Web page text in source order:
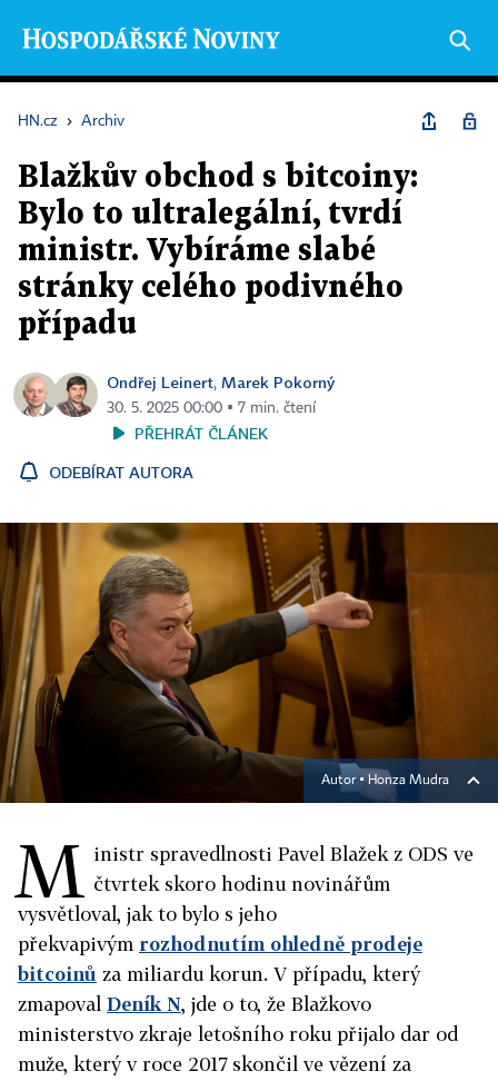
HN.cz › Archiv
Blažkův obchod s bitcoiny:
Bylo to ultralegální, tvrdí
ministr. Vybíráme slabé
stránky celého podivného
případu
Ondřej Leinert, Marek Pokorný
30. 5. 2025 00:00 ▪ 7 min. čtení
PŘEHRÁT ČLÁNEK
ODEBÍRAT AUTORA
Autor ▪ Honza Mudra
M inistr spravedlnosti Pavel Blažek z ODS ve
čtvrtek skoro hodinu novinářům
vysvětloval, jak to bylo s jeho
překvapivým rozhodnutím ohledně prodeje
bitcoinů za miliardu korun. V případu, který
zmapoval Deník N, jde o to, že Blažkovo
ministerstvo zkraje letošního roku přijalo dar od
muže, který v roce 2017 skončil ve vězení za